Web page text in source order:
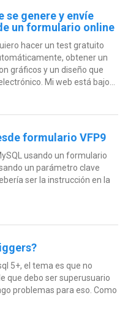
se genere y envíe
un formulario online
hacer un test gratuito
obtener un
gráficos y un diseño que
Mi web está bajo...
formulario VFP9
usando un formulario
un parámetro clave
ser la instrucción en la
5+, el tema es que no
que debo ser superusuario
problemas para eso. Como